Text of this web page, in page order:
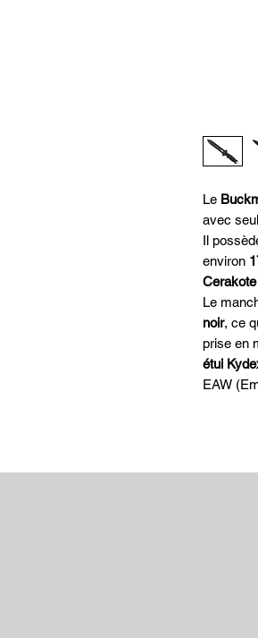
Le
avec
Il
environ
Le
noir, ce
prise en
étui
EAW